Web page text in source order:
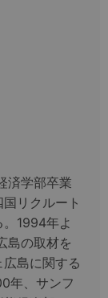
済学部卒業
リクルート
1994年よ
島の取材を
島に関する
年、サンフ